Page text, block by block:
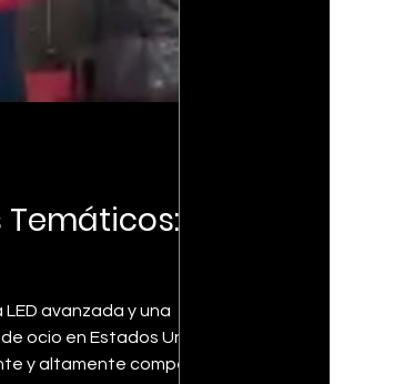
Temáticos:
avanzada y una
ocio en Estados Unidos.